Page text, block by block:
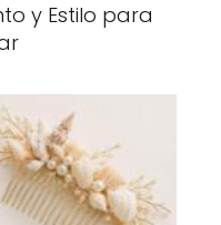
y Estilo para